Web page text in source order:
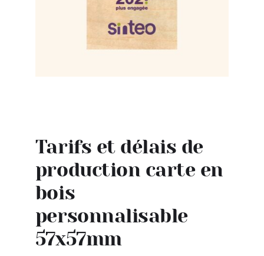
Tarifs et délais de
production carte en
bois
personnalisable
57x57mm